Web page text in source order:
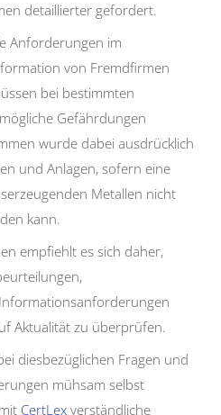
detaillierter gefordert.
Anforderungen im
von Fremdfirmen
bei bestimmten
Gefährdungen
wurde dabei ausdrücklich
und Anlagen, sofern eine
Metallen nicht
kann.
empfiehlt es sich daher,
Aktualität zu überprüfen.
diesbezüglichen Fragen und
mühsam selbst
CertLex verständliche